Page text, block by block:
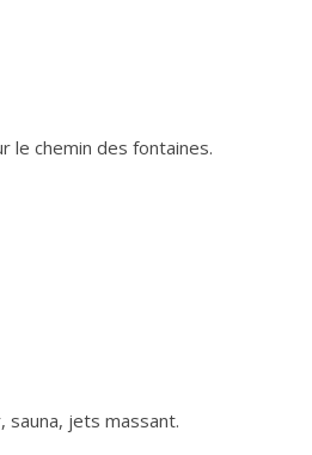
le chemin des fontaines.
sauna, jets massant.